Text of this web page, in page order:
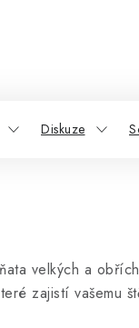
Diskuze
velkých a
zajistí vašemu